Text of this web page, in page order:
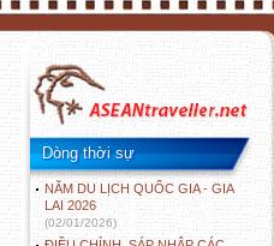
Dòng thời sự
NĂM DU LỊCH QUỐC GIA - GIA
LAI 2026
(02/01/2026)